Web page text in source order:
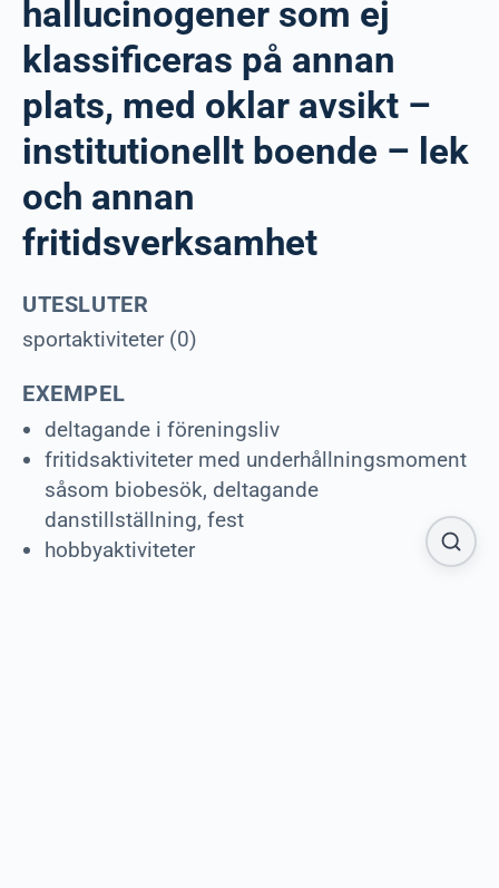
hallucinogener som ej
klassificeras på annan
plats, med oklar avsikt –
institutionellt boende – lek
och annan
fritidsverksamhet
UTESLUTER
sportaktiviteter (0)
EXEMPEL
deltagande i föreningsliv
fritidsaktiviteter med underhållningsmoment
såsom biobesök, deltagande
danstillställning, fest
hobbyaktiviteter